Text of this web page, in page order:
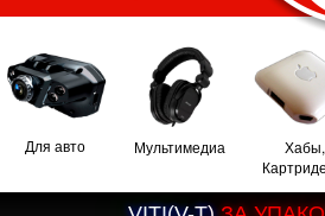
Для авто Мультимедиа
Хабы,